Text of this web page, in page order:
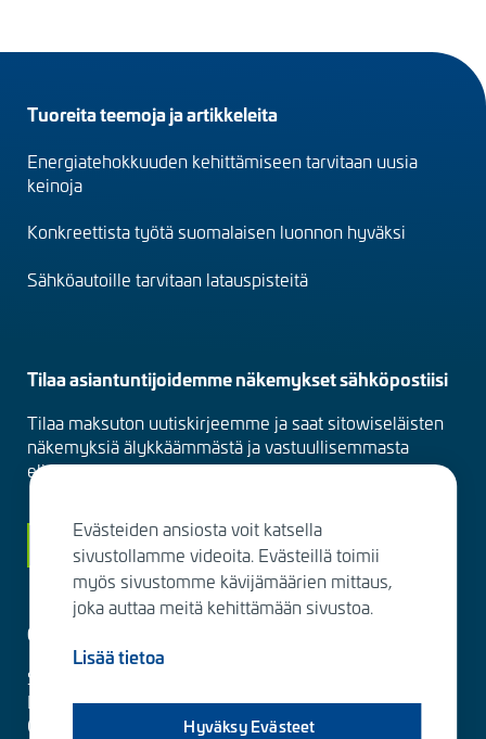
Footer
menu
(fi)
Tuoreita teemoja ja artikkeleita
Energiatehokkuuden kehittämiseen tarvitaan uusia
keinoja
Konkreettista työtä suomalaisen luonnon hyväksi
Sähköautoille tarvitaan latauspisteitä
Tilaa asiantuntijoidemme näkemykset sähköpostiisi
Tilaa maksuton uutiskirjeemme ja saat sitowiseläisten
näkemyksiä älykkäämmästä ja vastuullisemmasta
elinympäristöstä suoraan sähköpostiisi kuukausittain.
Siirry tilaamaan
Ota yhteyttä
Sitowise Group Oyj
Linnoitustie 6 D
02600 Espoo, Finland
Evästeiden ansiosta voit katsella
sivustollamme videoita. Evästeillä toimii
myös sivustomme kävijämäärien mittaus,
joka auttaa meitä kehittämään sivustoa.
Lisää tietoa
Hyväksy Evästeet